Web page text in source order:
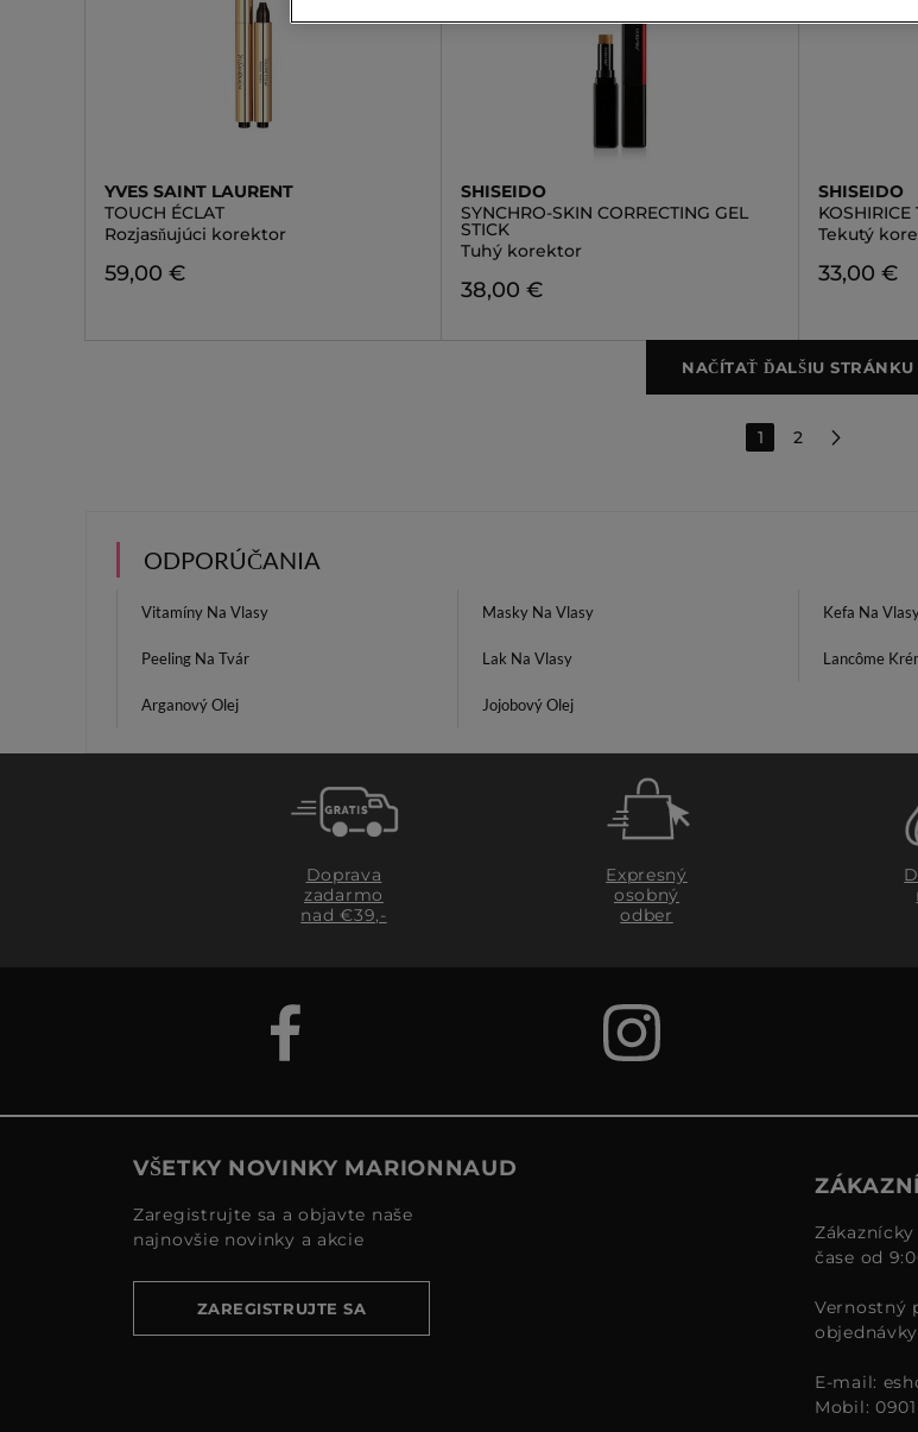
YVES SAINT LAURENT
TOUCH ÉCLAT
Rozjasňujúci korektor
59,00 €
SHISEIDO
SYNCHRO-SKIN CORRECTING GEL
STICK
Tuhý korektor
38,00 €
SHISEIDO
KOSHIRICE
Tekutý
33,00 €
NAČÍTAŤ ĎALŠIU STRÁNKU
1 2
ODPORÚČANIA
Vitamíny Na Vlasy Masky Na Vlasy Kefa Na
Peeling Na Tvár Lak Na Vlasy Lancôme
Arganový Olej Jojobový Olej
Doprava
zadarmo
nad €39,-
Expresný
osobný
odber
VŠETKY NOVINKY MARIONNAUD
Zaregistrujte sa a objavte naše
najnovšie novinky a akcie
ZAREGISTRUJTE SA
čase od
Vernostný
E-mail:
Mobil: